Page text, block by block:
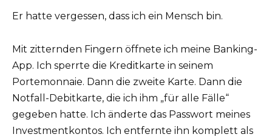
Er hatte vergessen, dass ich ein Mensch bin.
Mit zitternden Fingern öffnete ich meine Banking-
App. Ich sperrte die Kreditkarte in seinem
Portemonnaie. Dann die zweite Karte. Dann die
Notfall-Debitkarte, die ich ihm „für alle Fälle“
gegeben hatte. Ich änderte das Passwort meines
Investmentkontos. Ich entfernte ihn komplett als